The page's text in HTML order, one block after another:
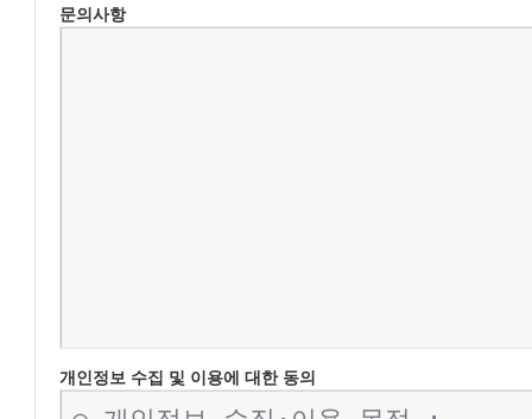
문의사항
개인정보 수집 및 이용에 대한 동의